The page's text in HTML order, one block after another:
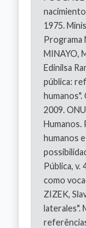
1975.
Programa
MINAYO,
Edinilsa
pública:
humanos".
2009.
Humanos.
humanos
Pública, v.
como
ZIZEK,
laterales".